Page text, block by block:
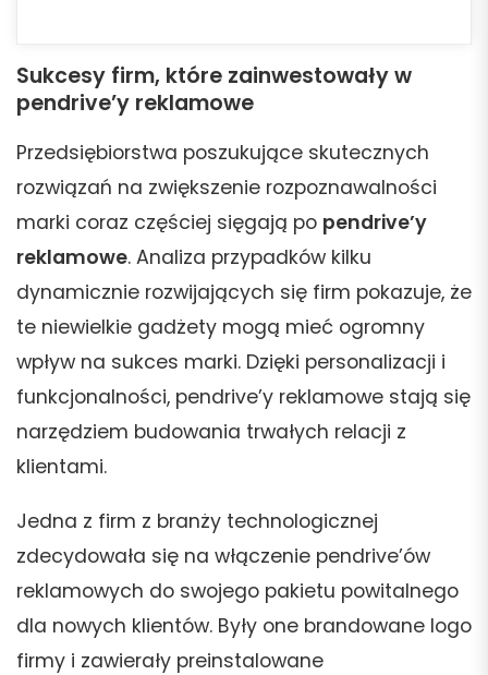
Sukcesy firm, które zainwestowały w
pendrive’y reklamowe
Przedsiębiorstwa poszukujące skutecznych
rozwiązań na zwiększenie rozpoznawalności
marki coraz częściej sięgają po pendrive’y
reklamowe. Analiza przypadków kilku
dynamicznie rozwijających się firm pokazuje, że
te niewielkie gadżety mogą mieć ogromny
wpływ na sukces marki. Dzięki personalizacji i
funkcjonalności, pendrive’y reklamowe stają się
narzędziem budowania trwałych relacji z
klientami.
Jedna z firm z branży technologicznej
zdecydowała się na włączenie pendrive’ów
reklamowych do swojego pakietu powitalnego
dla nowych klientów. Były one brandowane logo
firmy i zawierały preinstalowane